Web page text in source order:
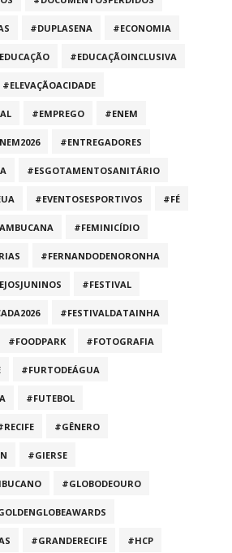
#DUPLASENA #ECONOMIA
#EDUCAÇÃOINCLUSIVA
#ELEVAÇÃOACIDADE
#EMPREGO #ENEM
#ENTREGADORES
#ESGOTAMENTOSANITÁRIO
#EVENTOSESPORTIVOS #FÉ
#FEMINICÍDIO
#FERNANDODENORONHA
#FESTIVAL
#FESTIVALDATAINHA
#FOODPARK #FOTOGRAFIA
#FURTODEÁGUA
#FUTEBOL
#GÊNERO
#GIERSE
#GLOBODEOURO
#GRANDERECIFE #HCP